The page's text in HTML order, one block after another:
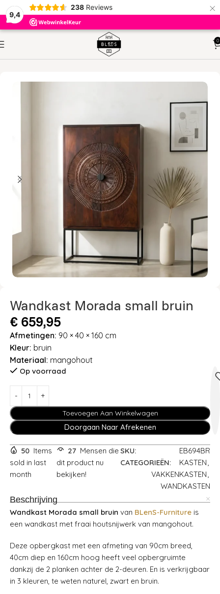
9,4
238 Reviews ×
0
VAKKENKASTEN
Wandkast Morada small bruin
€ 659,95
Afmetingen: 90 × 40 × 160 cm
Kleur: bruin
Materiaal: mangohout
Op voorraad
Toevoegen Aan Winkelwagen
Doorgaan Naar Afrekenen
50 Items
sold in last
month
27 Mensen die
dit product nu
bekijken!
SKU:
EB694BR
CATEGORIEËN:
KASTEN,
VAKKENKASTEN,
WANDKASTEN
Beschrijving
Wandkast Morada small bruin van BLenS-Furniture is
een wandkast met fraai houtsnijwerk van mangohout.
Deze opbergkast met een afmeting van 90cm breed,
40cm diep en 160cm hoog heeft veel opbergruimte
dankzij de 2 planken achter de 2-deuren. En is verkrijgbaar
in 3 kleuren, te weten naturel, zwart en bruin.